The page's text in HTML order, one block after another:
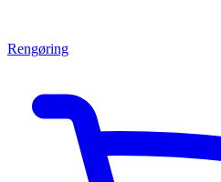
Rengøring